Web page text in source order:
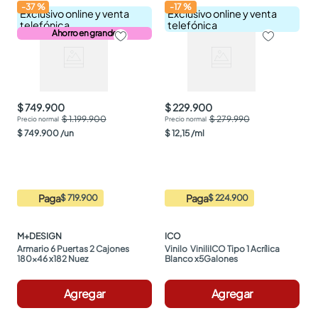
Exclusivo online y venta
telefónica
Ahorro en grande
-37%
$ 749.900
$ 1.199.900
$749.900 /un
Paga$ 719.900
M+DESIGN
Armario 6 Puertas 2 Cajones
180x46 x182 Nuez
Agregar
Exclusivo online y venta
telefónica
-17%
$ 229.900
$ 279.990
$12,15 /ml
Paga$ 224.900
ICO
Vinilo  ViniliICO Tipo 1 Acrílica
Blanco x5Galones
Agregar